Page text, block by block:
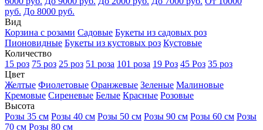
руб. До 8000 руб.
Вид
Корзина с розами Садовые Букеты из садовых роз
Пионовидные Букеты из кустовых роз Кустовые
Количество
15 роз 75 роз 25 роз 51 роза 101 роза 19 Роз 45 Роз 35 роз
Цвет
Желтые Фиолетовые Оранжевые Зеленые Малиновые
Кремовые Сиреневые Белые Красные Розовые
Высота
Розы 35 см Розы 40 см Розы 50 см Розы 90 см Розы 60 см Розы
70 см Розы 80 см